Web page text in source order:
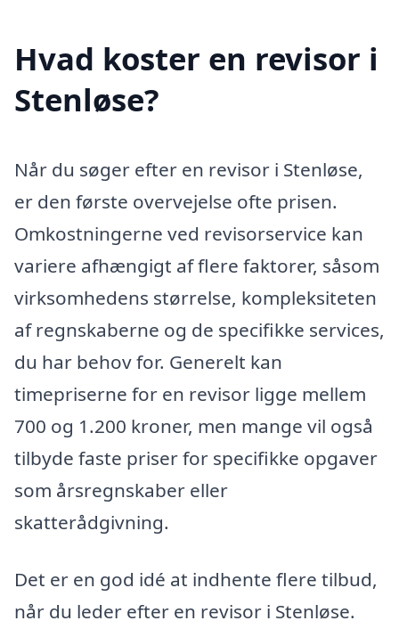
Hvad koster en revisor i
Stenløse?
Når du søger efter en revisor i Stenløse,
er den første overvejelse ofte prisen.
Omkostningerne ved revisorservice kan
variere afhængigt af flere faktorer, såsom
virksomhedens størrelse, kompleksiteten
af regnskaberne og de specifikke services,
du har behov for. Generelt kan
timepriserne for en revisor ligge mellem
700 og 1.200 kroner, men mange vil også
tilbyde faste priser for specifikke opgaver
som årsregnskaber eller
skatterådgivning.
Det er en god idé at indhente flere tilbud,
når du leder efter en revisor i Stenløse.